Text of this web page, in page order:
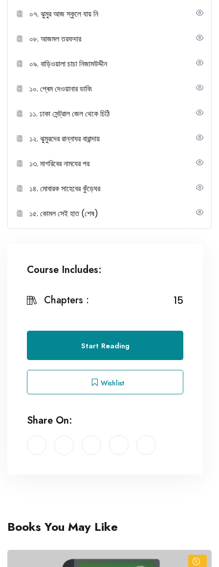
০৭. ঝুমুর আজ স্কুলে যায় নি
০৮. আজমল তরফদার
০৯. বাড়িওয়ালা চাচা নিজামউদ্দীন
১০. প্ৰেম দেওয়ানার ডাবিং
১১. ঢাকা সেন্ট্রাল জেল থেকে চিঠি
১২. ঝুমুরদের রান্নাঘর বারান্দায়
১৩. মাগরিবের নামযের পর
১৪. মোবারক সাহেবের কুঁড়েঘর
১৫. কোমল সেই হাত (শেষ)
Course Includes:
Chapters : 15
Start Reading
Wishlist
Share On:
Books You May Like